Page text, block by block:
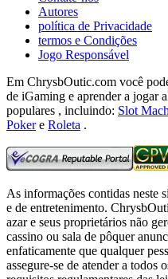
Autores
política de Privacidade
termos e Condições
Jogo Responsável
Em ChrysbOutic.com você
de iGaming e aprender a jogar
populares , incluindo: Slot
Pokere Roleta .
As informações contidas neste
e de entretenimento.
azar e seus proprietários não
cassino ou sala de pôquer
enfaticamente que qualquer
assegure-se de atender a todos